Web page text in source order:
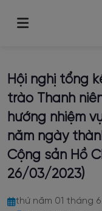
Giới thiệu chung
Tầm nhìn & Sứ
Lịch sử hình thành
Bộ máy tổ chức
Tin tức
Dịch vụ khách hàng
Lịch tạm ngừng
Dịch vụ công trực
Thỏa thuận đấu
Tra cứu chỉ số &
Công bố thông tin
Thông tin Doanh
Chất lượng nước
Liên hệ
Trang chủ
Hội nghị tổng kết
Hội nghị tổng
trào Thanh
hướng nhiệm
năm ngày
Cộng sản Hồ
26/03/2023)
thứ năm 01 tháng